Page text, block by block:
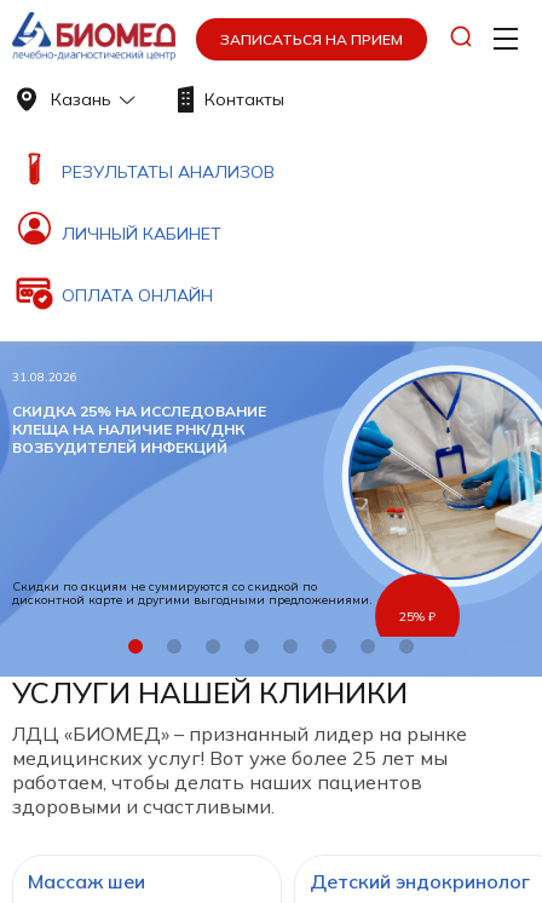
ЗАПИСАТЬСЯ НА ПРИЕМ
РЕЗУЛЬТАТЫ АНАЛИЗОВ
ЛИЧНЫЙ КАБИНЕТ
ОПЛАТА ОНЛАЙН
Казань Контакты
31.08.2026
СКИДКА 25% НА ИССЛЕДОВАНИЕ
КЛЕЩА НА НАЛИЧИЕ РНК/ДНК
ВОЗБУДИТЕЛЕЙ ИНФЕКЦИЙ
25% ₽
Скидки по акциям не суммируются со скидкой по
дисконтной карте и другими выгодными предложениями.
УСЛУГИ НАШЕЙ КЛИНИКИ
ЛДЦ «БИОМЕД» – признанный лидер на рынке
медицинских услуг! Вот уже более 25 лет мы
работаем, чтобы делать наших пациентов
здоровыми и счастливыми.
Массаж шеи Детский эндокринолог